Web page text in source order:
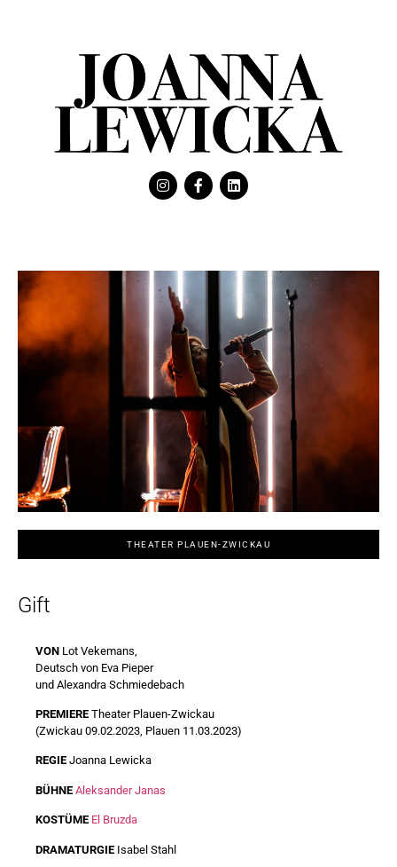
THEATER PLAUEN-ZWICKAU
Gift
VON Lot Vekemans,
Deutsch von Eva Pieper
und Alexandra Schmiedebach
PREMIERE Theater Plauen-Zwickau
(Zwickau 09.02.2023, Plauen 11.03.2023)
REGIE Joanna Lewicka
BÜHNE Aleksander Janas
KOSTÜME El Bruzda
DRAMATURGIE Isabel Stahl